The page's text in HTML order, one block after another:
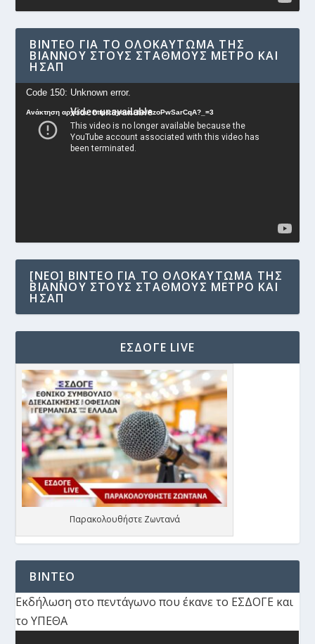
ΒΊΝΤΕΟ ΓΙΑ ΤΟ ΟΛΟΚΑΎΤΩΜΑ ΤΗΣ
ΒΙΆΝΝΟΥ ΣΤΟΥΣ ΣΤΑΘΜΟΎΣ ΜΕΤΡΟ ΚΑΙ
ΗΣΑΠ
Πρόγραμμα
Αναπαραγωγής
Βίντεο
Code 150: Unknown error.
Ανάκτηση αρχείου: https://youtu.be/AzoPwSarCqA?_=3
[NEO] ΒΊΝΤΕΟ ΓΙΑ ΤΟ ΟΛΟΚΑΎΤΩΜΑ ΤΗΣ
ΒΙΆΝΝΟΥ ΣΤΟΥΣ ΣΤΑΘΜΟΎΣ ΜΕΤΡΟ ΚΑΙ
ΗΣΑΠ
ΕΣΔΟΓΕ LIVE
Παρακολουθήστε Ζωντανά
ΒΙΝΤΕΟ
Εκδήλωση στο πεντάγωνο που έκανε το ΕΣΔΟΓΕ και
το ΥΠΕΘΑ